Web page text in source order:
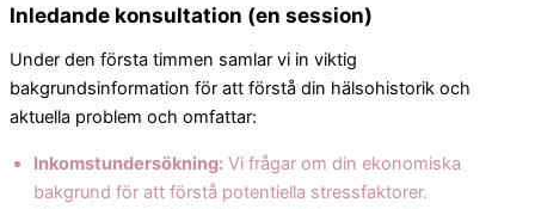
Inledande konsultation (en session)
Under den första timmen samlar vi in viktig
bakgrundsinformation för att förstå din hälsohistorik och
aktuella problem och omfattar:
Inkomstundersökning: Vi frågar om din ekonomiska
bakgrund för att förstå potentiella stressfaktorer.